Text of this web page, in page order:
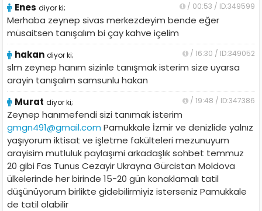
Enes diyor ki; / 00:53 / ID:349599
Merhaba zeynep sivas merkezdeyim bende eğer
müsaitsen tanışalım bi çay kahve içelim
hakan diyor ki; / 16:30 / ID:349052
slm zeynep hanım sizinle tanışmak isterim size uyarsa
arayin tanışalım samsunlu hakan
Murat diyor ki; / 19:48 / ID:347386
Zeynep hanımefendi sizi tanımak isterim
gmgn491@gmail.com Pamukkale İzmir ve denizlide yalnız
yaşıyorum iktisat ve işletme fakülteleri mezunuyum
arayisim mutluluk paylaşımi arkadaşlık sohbet temmuz
20 gibi Fas Tunus Cezayir Ukrayna Gürcistan Moldova
ülkelerinde her birinde 15-20 gün konaklamalı tatil
düşünüyorum birlikte gidebilirmiyiz isterseniz Pamukkale
de tatil olabilir